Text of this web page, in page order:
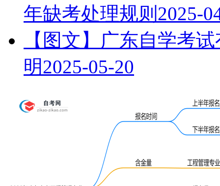
年缺考处理规则 2025-
【图文】广东自学考
明2025-05-20